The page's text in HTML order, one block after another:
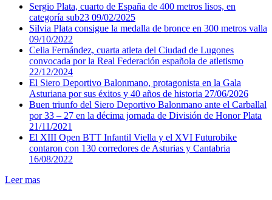
Sergio Plata, cuarto de España de 400 metros lisos, en
categoría sub23 09/02/2025
Silvia Plata consigue la medalla de bronce en 300 metros valla
09/10/2022
Celia Fernández, cuarta atleta del Ciudad de Lugones
convocada por la Real Federación española de atletismo
22/12/2024
El Siero Deportivo Balonmano, protagonista en la Gala
Asturiana por sus éxitos y 40 años de historia 27/06/2026
Buen triunfo del Siero Deportivo Balonmano ante el Carballal
por 33 – 27 en la décima jornada de División de Honor Plata
21/11/2021
El XIII Open BTT Infantil Viella y el XVI Futurobike
contaron con 130 corredores de Asturias y Cantabria
16/08/2022
Leer mas